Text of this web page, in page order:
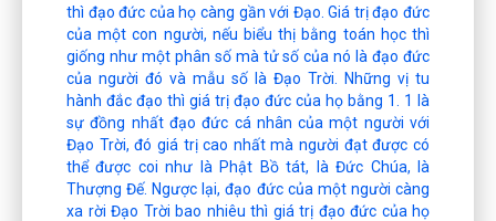
thì đạo đức của họ càng gần với Đạo. Giá trị đạo đức
của một con người, nếu biểu thị bằng toán học thì
giống như một phân số mà tử số của nó là đạo đức
của người đó và mẫu số là Đạo Trời. Những vị tu
hành đắc đạo thì giá trị đạo đức của họ bằng 1. 1 là
sự đồng nhất đạo đức cá nhân của một người với
Đạo Trời, đó giá trị cao nhất mà người đạt được có
thể được coi như là Phật Bồ tát, là Đức Chúa, là
Thượng Đế. Ngược lại, đạo đức của một người càng
xa rời Đạo Trời bao nhiêu thì giá trị đạo đức của họ